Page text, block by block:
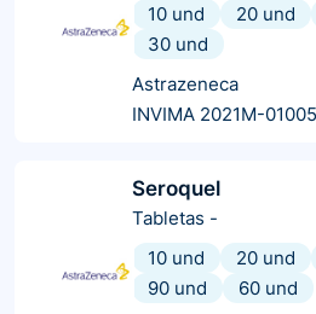
10 und
20 und
30 und
Astrazeneca
INVIMA 2021M-
Seroquel
Tabletas -
10 und
20 und
90 und
60 und